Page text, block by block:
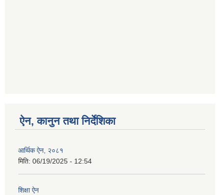
ऐन, कानुन तथा निर्देशिका
आर्थिक ऐन, २०८१
मिति: 06/19/2025 - 12:54
शिक्षा ऐन